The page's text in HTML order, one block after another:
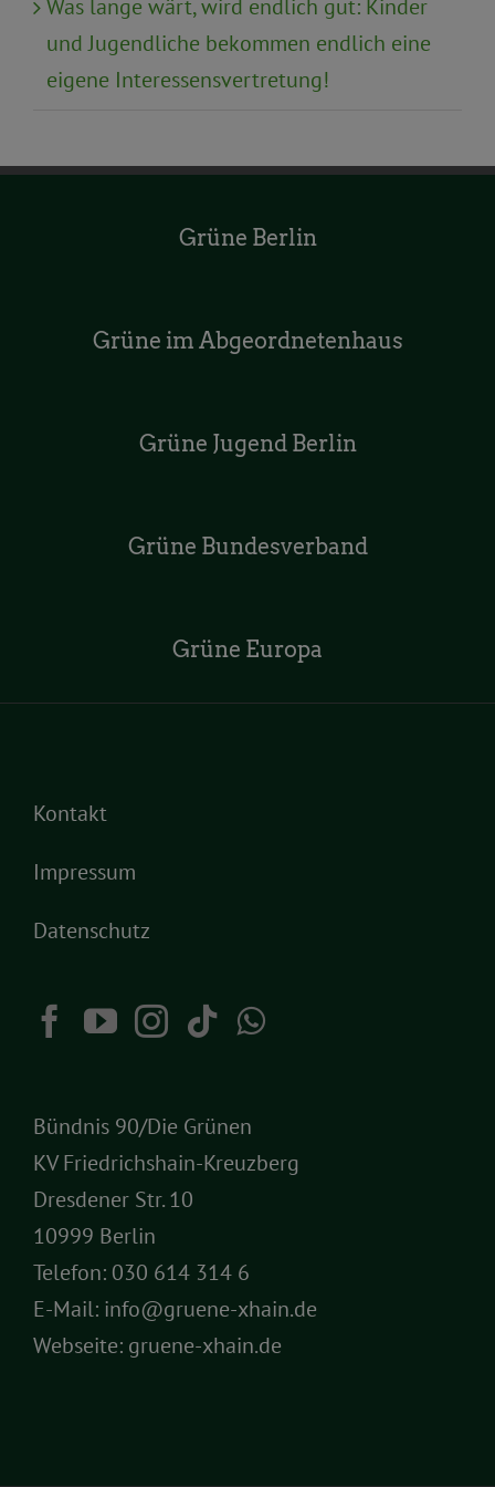
Was lange wärt, wird endlich gut: Kinder
und Jugendliche bekommen endlich eine
eigene Interessensvertretung!
Grüne Berlin
Grüne im Abgeordnetenhaus
Grüne Jugend Berlin
Grüne Bundesverband
Grüne Europa
Kontakt
Impressum
Datenschutz
Bündnis 90/Die Grünen
KV Friedrichshain-Kreuzberg
Dresdener Str. 10
10999 Berlin
Telefon: 030 614 314 6
E-Mail: info@gruene-xhain.de
Webseite: gruene-xhain.de